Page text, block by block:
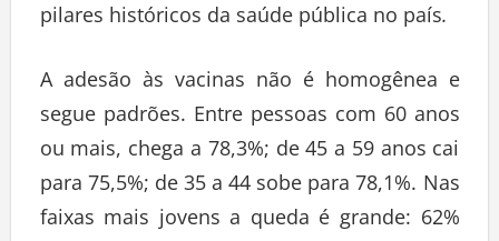
pilares históricos da saúde pública no país.
A adesão às vacinas não é homogênea e
segue padrões. Entre pessoas com 60 anos
ou mais, chega a 78,3%; de 45 a 59 anos cai
para 75,5%; de 35 a 44 sobe para 78,1%. Nas
faixas mais jovens a queda é grande: 62%